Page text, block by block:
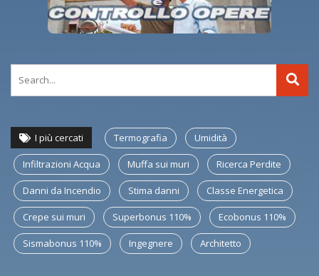
I più cercati Termografia Umidità
Infiltrazioni Acqua Muffa sui muri Ricerca Perdite
Danni da Incendio Stima danni Classe Energetica
Crepe sui muri Superbonus 110% Ecobonus 110%
Sismabonus 110% Ingegnere Architetto